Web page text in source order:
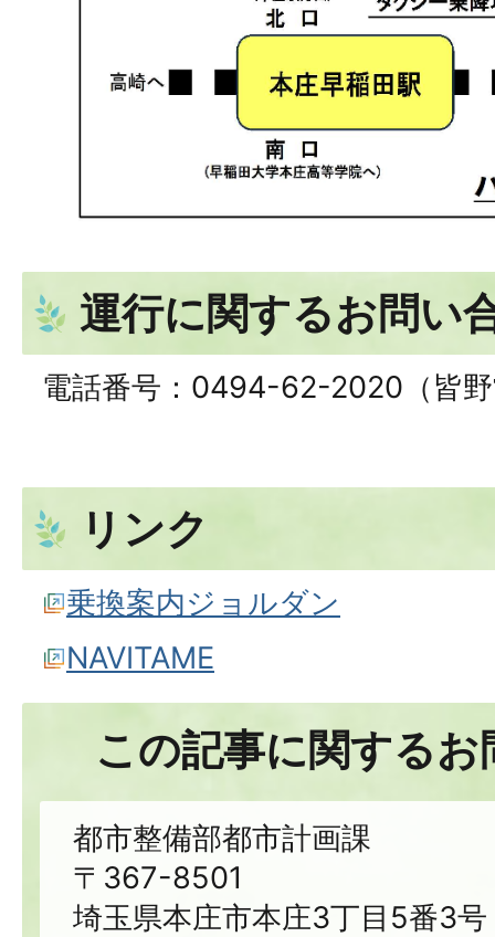
運行に関するお問い
電話番号：0494-62-2020（皆
リンク
乗換案内ジョルダン
NAVITAME
この記事に関する
都市整備部都市計画課
〒367-8501
埼玉県本庄市本庄3丁目5番3号